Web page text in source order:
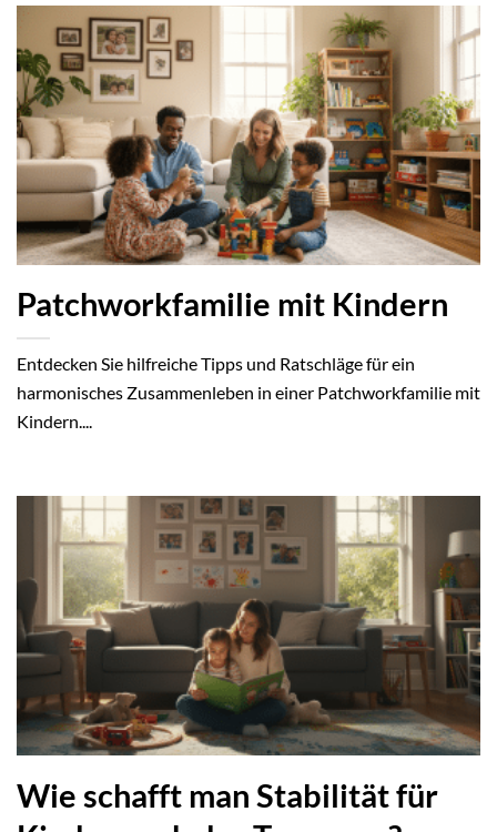
Patchworkfamilie mit Kindern
Entdecken Sie hilfreiche Tipps und Ratschläge für ein
harmonisches Zusammenleben in einer Patchworkfamilie mit
Kindern....
Wie schafft man Stabilität für